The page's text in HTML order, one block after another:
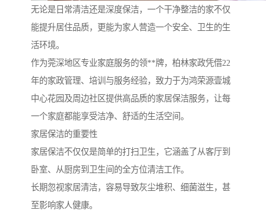
无论是日常清洁还是深度保洁，一个干净整洁的家不仅
能提升居住品质，更能为家人营造一个安全、卫生的生
活环境。
作为莞深地区专业家庭服务的领**牌，柏林家政凭借22
年的家政管理、培训与服务经验，致力于为鸿荣源壹城
中心花园及周边社区提供高品质的家居保洁服务，让每
一个家庭都能享受洁净、舒适的生活空间。
家居保洁的重要性
家居保洁不仅仅是简单的打扫卫生，它涵盖了从客厅到
卧室、从厨房到卫生间的全方位清洁工作。
长期忽视家居清洁，容易导致灰尘堆积、细菌滋生，甚
至影响家人健康。